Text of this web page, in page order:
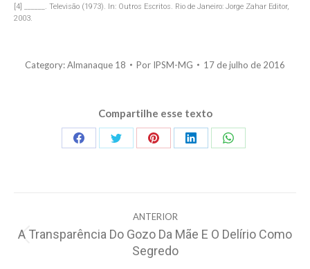
[4] ______. Televisão (1973). In: Outros Escritos. Rio de Janeiro: Jorge Zahar Editor,
2003.
Category:Almanaque 18 Por IPSM-MG 17 de julho de 2016
Compartilhe esse texto
Share
Share
Share
Share
Share
de
ANTERIOR
Post
A Transparência Do Gozo Da Mãe E O Delírio Como
Segredo